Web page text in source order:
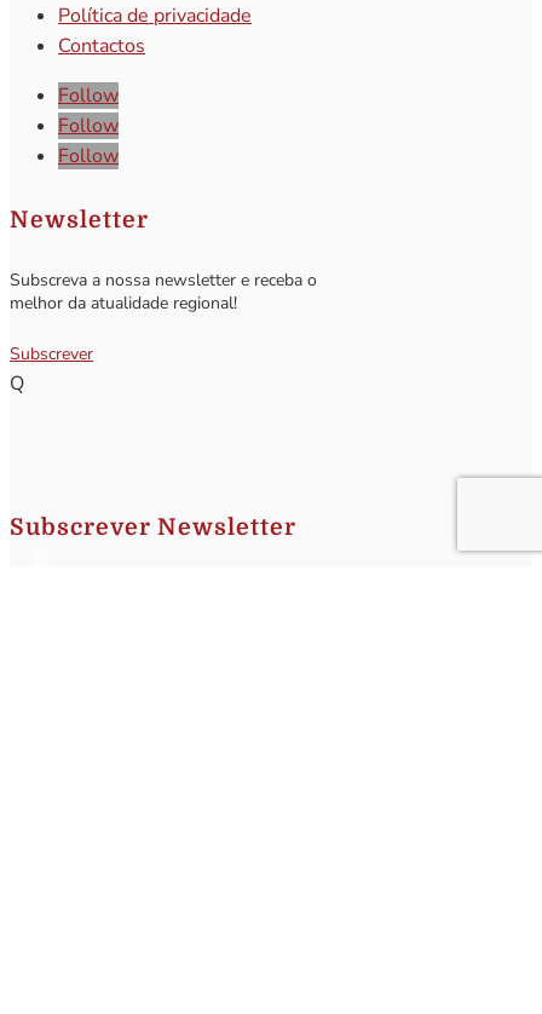
Política de privacidade
Contactos
Follow
Follow
Follow
Newsletter
Subscreva a nossa newsletter e receba o
melhor da atualidade regional!
Subscrever
Q
Subscrever Newsletter